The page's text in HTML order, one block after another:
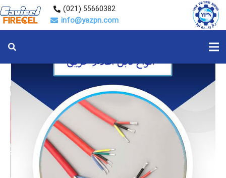
55660382 (021)
info@yazpn.com